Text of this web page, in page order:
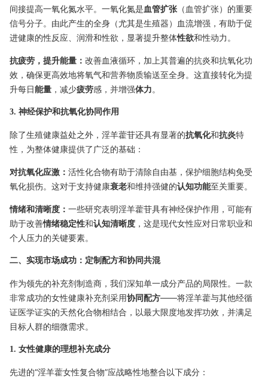
间接提高一氧化氮水平。一氧化氮是血管扩张 （血管扩张）的重要
信号分子。由此产生的全身（尤其是生殖器）血流增强，有助于促
进健康的性反应、润滑和性欲，显著提升整体性欲和性动力。
抗疲劳，提升能量： 改善血液循环，加上其普遍的抗炎和抗氧化功
效，确保更高效地将氧气和营养物质输送至全身。这直接转化为提
升每日能量 ，减少疲劳感，并增强体力。
3. 神经保护和抗氧化协同作用
除了生殖健康益处之外，淫羊藿苷还具有显著的抗氧化和抗炎特
性，为整体健康提供了广泛的基础：
对抗氧化应激： 活性化合物有助于清除自由基，保护细胞结构免受
氧化损伤。这对于支持健康衰老和维持强健的认知功能至关重要。
情绪和清晰度： 一些研究表明淫羊藿苷具有神经保护作用，可能有
助于改善情绪稳定性和认知清晰度 ，这是现代女性应对日常职业和
个人压力的关键要素。
二、实现市场成功：定制配方和协同共混
作为领先的补充剂制造商，我们深知单一成分产品的局限性。一款
非常成功的女性健康补充剂采用协同配方——将淫羊藿与其他经循
证医学证实的天然化合物相结合，以最大限度地发挥功效，并满足
目标人群的细微需求。
1. 女性健康的理想补充成分
先进的“淫羊藿女性复合物”应战略性地整合以下成分：